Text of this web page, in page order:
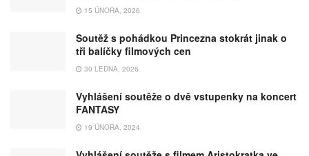
15 ÚNORA, 2026
Soutěž s pohádkou Princezna stokrát jinak o
tři balíčky filmových cen
30 LEDNA, 2026
Vyhlášení soutěže o dvě vstupenky na koncert
FANTASY
19 ÚNORA, 2024